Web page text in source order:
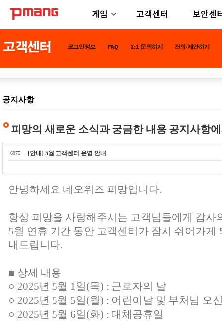
게임 고객센터 보안센
공지사항
피망의 새로운 소식과 궁금한 내용 공지사항
6075 [안내] 5월 고객센터 운영 안내
안녕하세요 네오위즈 피망입니다.
항상 피망을 사랑해주시는 고객님들에게 감사
5월 연휴 기간 동안 고객센터가 잠시 쉬어가게
내드립니다.
■ 상세 내용
○ 2025년 5월 1일(목) : 근로자의 날
○ 2025년 5월 5일(월) : 어린이날 및 부처님 오
○ 2025년 5월 6일(화) : 대체공휴일